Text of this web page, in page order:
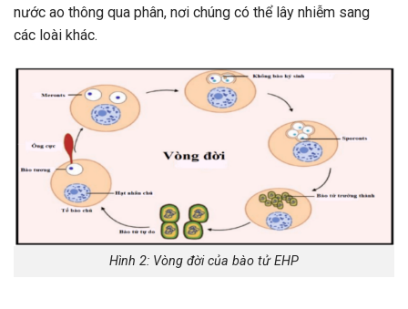
nước ao thông qua phân, nơi chúng có thể lây nhiễm sang
các loài khác.
Hình 2: Vòng đời của bào tử EHP